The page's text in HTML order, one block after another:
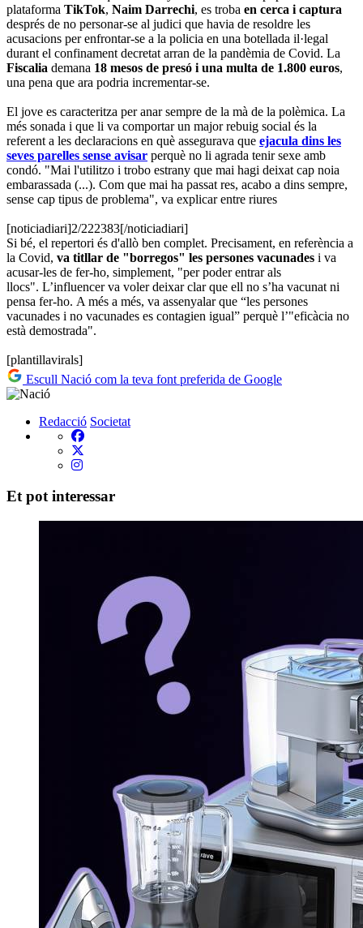
plataforma TikTok, Naim Darrechi, es troba en cerca i captura
després de no personar-se al judici que havia de resoldre les
acusacions per enfrontar-se a la policia en una botellada il·legal
durant el confinament decretat arran de la pandèmia de Covid. La
Fiscalia demana 18 mesos de presó i una multa de 1.800 euros,
una pena que ara podria incrementar-se.
El jove es caracteritza per anar sempre de la mà de la polèmica. La
més sonada i que li va comportar un major rebuig social és la
referent a les declaracions en què assegurava que ejacula dins les
seves parelles sense avisar perquè no li agrada tenir sexe amb
condó. "Mai l'utilitzo i trobo estrany que mai hagi deixat cap noia
embarassada (...). Com que mai ha passat res, acabo a dins sempre,
sense cap tipus de problema", va explicar entre riures
[noticiadiari]2/222383[/noticiadiari]
Si bé, el repertori és d'allò ben complet. Precisament, en referència a
la Covid, va titllar de "borregos" les persones vacunades i va
acusar-les de fer-ho, simplement, "per poder entrar als
llocs". L’influencer va voler deixar clar que ell no s’ha vacunat ni
pensa fer-ho. A més a més, va assenyalar que “les persones
vacunades i no vacunades es contagien igual” perquè l’"eficàcia no
està demostrada".
[plantillavirals]
Escull Nació com la teva font preferida de Google
Redacció Societat
Et pot interessar